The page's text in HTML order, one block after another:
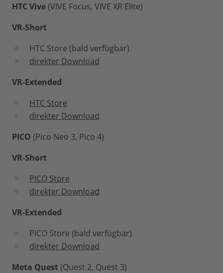
HTC Vive(VIVE Focus, VIVE XR Elite)
VR-Short
HTC Store (bald verfügbar)
direkter Download
VR-Extended
HTC Store
direkter Download
PICO (Pico Neo 3, Pico 4)
VR-Short
PICO Store
direkter Download
VR-Extended
PICO Store (bald verfügbar)
direkter Download
Meta Quest(Quest 2, Quest 3)